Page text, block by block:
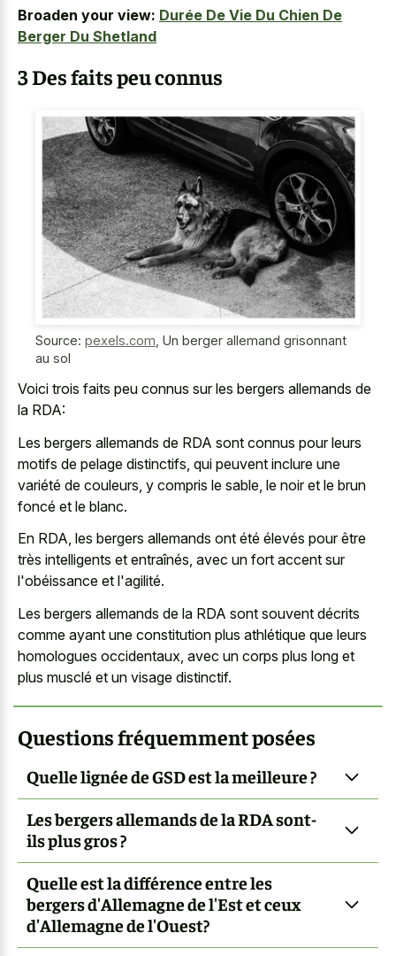
Broaden your view: Durée De Vie Du Chien De
Berger Du Shetland
3 Des faits peu connus
Source: pexels.com Un berger allemand grisonnant
au sol
Voici trois faits peu connus sur les bergers allemands de
la RDA:
Les bergers allemands de RDA sont connus pour leurs
motifs de pelage distinctifs, qui peuvent inclure une
variété de couleurs, y compris le sable, le noir et le brun
foncé et le blanc.
En RDA, les bergers allemands ont été élevés pour être
très intelligents et entraînés, avec un fort accent sur
l'obéissance et l'agilité.
Les bergers allemands de la RDA sont souvent décrits
comme ayant une constitution plus athlétique que leurs
homologues occidentaux, avec un corps plus long et
plus musclé et un visage distinctif.
Questions fréquemment posées
Quelle lignée de GSD est la meilleure ?
Les bergers allemands de la RDA sont-
ils plus gros ?
Quelle est la différence entre les
bergers d'Allemagne de l'Est et ceux
d'Allemagne de l'Ouest?